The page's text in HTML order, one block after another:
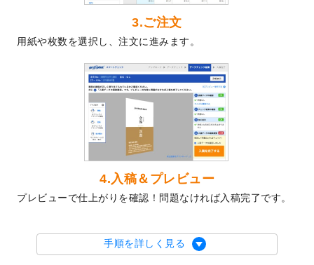
た。
【新商品】ステッカー
なりました！
2024年版4月始まりのカレンダーデザイン
テンプレートを公開いたしました。
2024年辰年の年賀ポスターデザインテンプ
レート
を公開いたしました。
箔押し年賀状のデザインテンプレート
開いたしました。
クリアファイル、封筒、うちわにてオリジ
ナルデザインで作成できるようになりまし
た！
を公開いたしました。
2023/9/1
2024年版1月始まりのカレンダーデザイン
3.ご注文
用紙や枚数を選択し、注文に進みます。
4.入稿＆プレビュー
プレビューで仕上がりを確認！問題なければ入稿完了です。
手順を詳しく見る